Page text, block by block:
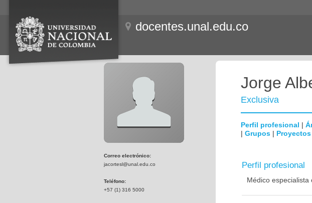
docentes.unal.edu.co
Correo electrónico:
jacortesl@unal.edu.co
Teléfono:
+57 (1) 316 5000
Jorge
Exclusiva
Perfil profesional |
| Grupos | Proyectos
Perfil profesional
Médico